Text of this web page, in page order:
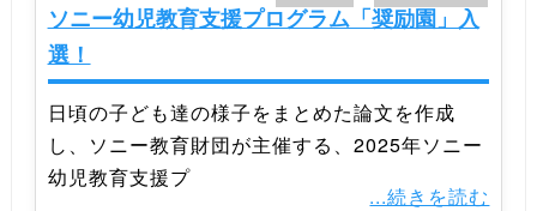
ソニー幼児教育支援プログラム「奨励園」入
選！
日頃の子ども達の様子をまとめた論文を作成
し、ソニー教育財団が主催する、2025年ソニー
幼児教育支援プ
...続きを読む